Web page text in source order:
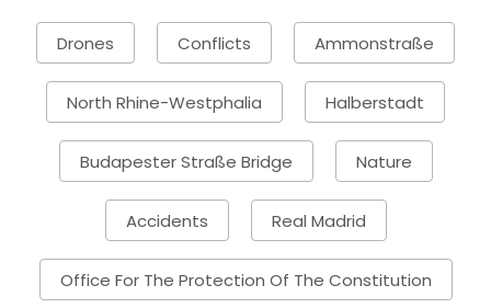
Drones Conflicts Ammonstraße
North Rhine-Westphalia Halberstadt
Budapester Straße Bridge Nature
Accidents Real Madrid
Office For The Protection Of The Constitution